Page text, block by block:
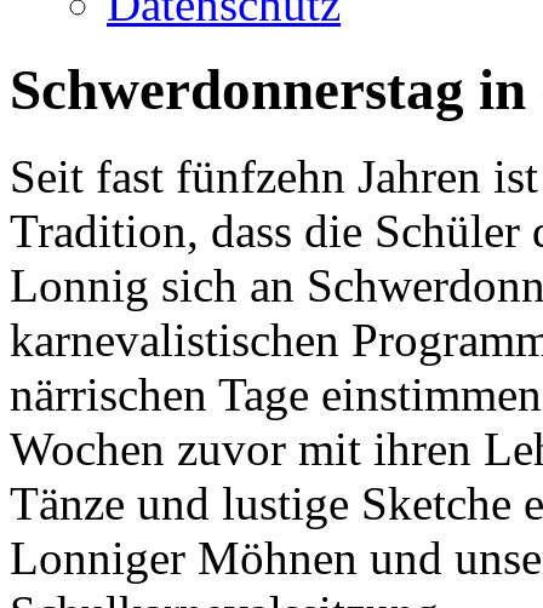
Schwerdonnerstag
Seit fast fünfzehn Jahren
Tradition, dass die Schüler
Lonnig sich an
karnevalistischen
närrischen Tage
Wochen zuvor mit ihren
Tänze und lustige Sketche
Lonniger Möhnen und